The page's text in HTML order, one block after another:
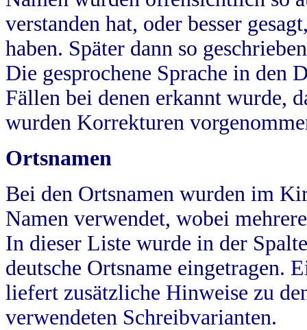
verstanden hat, oder besser
haben. Später dann so
Die gesprochene Sprache in
Fällen bei denen erkannt wurde,
wurden Korrekturen
Ortsnamen
Bei den Ortsnamen wurden im
Namen verwendet, wobei
In dieser Liste wurde in der
deutsche Ortsname eingetragen.
liefert zusätzliche Hinweise zu
verwendeten Schreibvarianten.